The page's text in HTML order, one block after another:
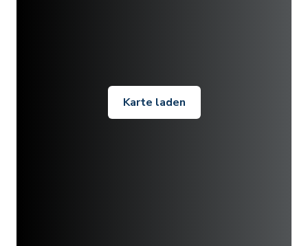
Karte laden